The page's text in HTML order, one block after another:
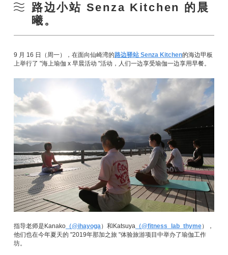
路边小站 Senza Kitchen 的晨
曦。
9 月 16 日（周一），在面向仙崎湾的路边驿站 Senza Kitchen的海边甲板
上举行了 "海上瑜伽 x 早晨活动 "活动，人们一边享受瑜伽一边享用早餐。
指导老师是Kanako（@ihayoga ）和Katsuya （@fitness_lab_thyme），
他们也在今年夏天的 "2019年那加之旅 "体验旅游项目中举办了瑜伽工作
坊。